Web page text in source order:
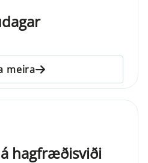
meira
hagfræðisviði